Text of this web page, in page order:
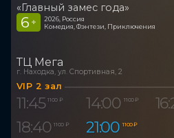
«Главный замес года»
6 +
2026, Россия
Комедия, Фэнтези, Приключения
ТЦ Мега
г. Находка, ул. Спортивная, 2
VIP 2 зал
11:45 1 100 ₽ 14:00 1 100 ₽
18:40 1 100 ₽ 21:00 1 100 ₽